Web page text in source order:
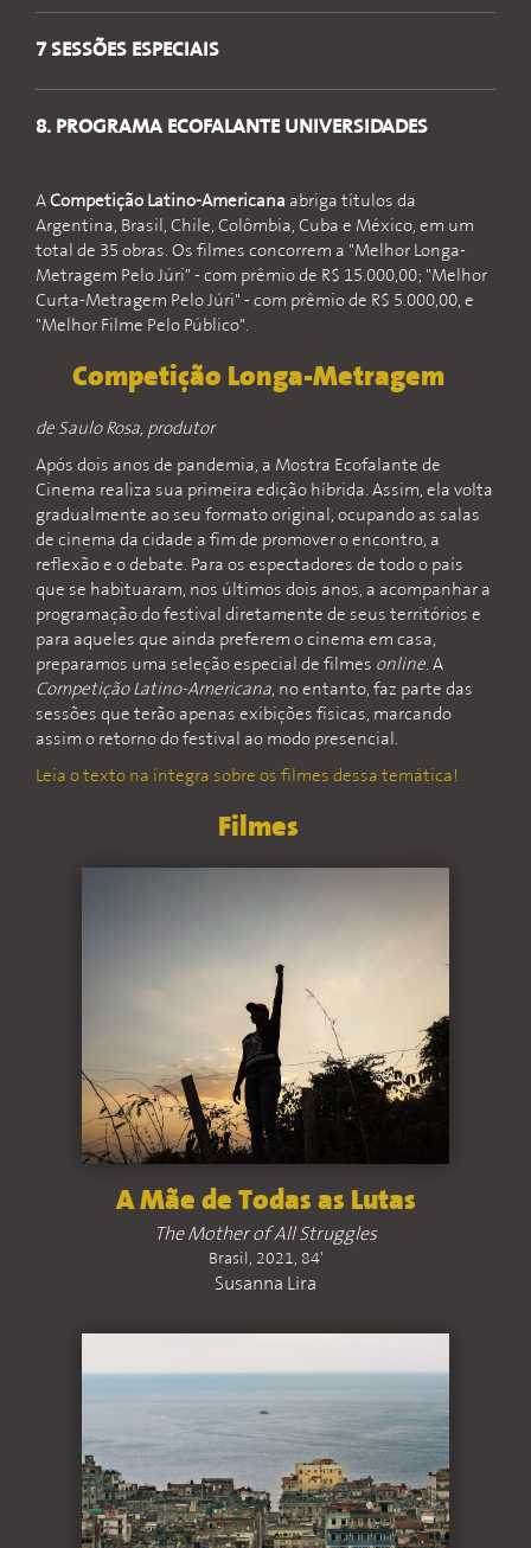
7 SESSÕES ESPECIAIS
8. PROGRAMA ECOFALANTE UNIVERSIDADES
A Competição Latino-Americana abriga títulos da
Argentina, Brasil, Chile, Colômbia, Cuba e México, em um
total de 35 obras. Os filmes concorrem a "Melhor Longa-
Metragem Pelo Júri" - com prêmio de R$ 15.000,00; "Melhor
Curta-Metragem Pelo Júri" - com prêmio de R$ 5.000,00, e
"Melhor Filme Pelo Público".
Competição Longa-Metragem
de Saulo Rosa, produtor
Após dois anos de pandemia, a Mostra Ecofalante de
Cinema realiza sua primeira edição híbrida. Assim, ela volta
gradualmente ao seu formato original, ocupando as salas
de cinema da cidade a fim de promover o encontro, a
reflexão e o debate. Para os espectadores de todo o país
que se habituaram, nos últimos dois anos, a acompanhar a
programação do festival diretamente de seus territórios e
para aqueles que ainda preferem o cinema em casa,
preparamos uma seleção especial de filmes online. A
Competição Latino-Americana, no entanto, faz parte das
sessões que terão apenas exibições físicas, marcando
assim o retorno do festival ao modo presencial.
Leia o texto na íntegra sobre os filmes dessa temática!
Filmes
A Mãe de Todas as Lutas
The Mother of All Struggles
Brasil, 2021, 84'
Susanna Lira